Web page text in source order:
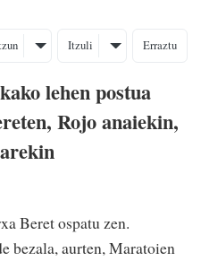
Itzuli Erraztu
lehen postua
Rojo anaiekin,
Beret ospatu zen.
bezala, aurten, Maratoien